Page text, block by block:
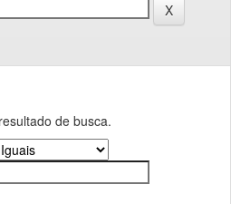
de busca.